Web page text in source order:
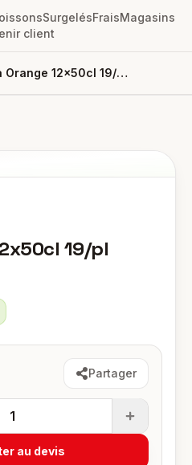
SurgelésFraisMagasins
client
Fanta Orange 12x50cl 19/pl PL168
19/pl
Partager
1
au devis